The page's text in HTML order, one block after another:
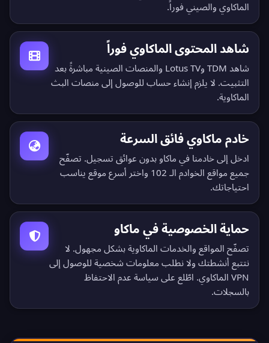
الماكاوي والصيني فوراً.
شاهد المحتوى الماكاوي فوراً
شاهد TDM وLotus TV والمنصات الصينية مباشرةً بعد
التثبيت. لا يلزم إنشاء حساب للوصول إلى منصات البث
الماكاوية.
خادم ماكاوي فائق السرعة
ادخل إلى خادمنا في ماكاو بدون عوائق تسجيل. تصفّح
جميع مواقع الخوادم الـ 102
واختر أسرع موقع يناسب
احتياجاتك.
حماية الخصوصية في ماكاو
تصفّح المواقع والخدمات الماكاوية بشكل مجهول. لا
نتتبع أنشطتك ولا نطلب معلومات شخصية للوصول إلى
VPN الماكاوي. اطّلع على
سياسة عدم الاحتفاظ
بالسجلات.